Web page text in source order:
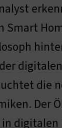
Smart
die
Der